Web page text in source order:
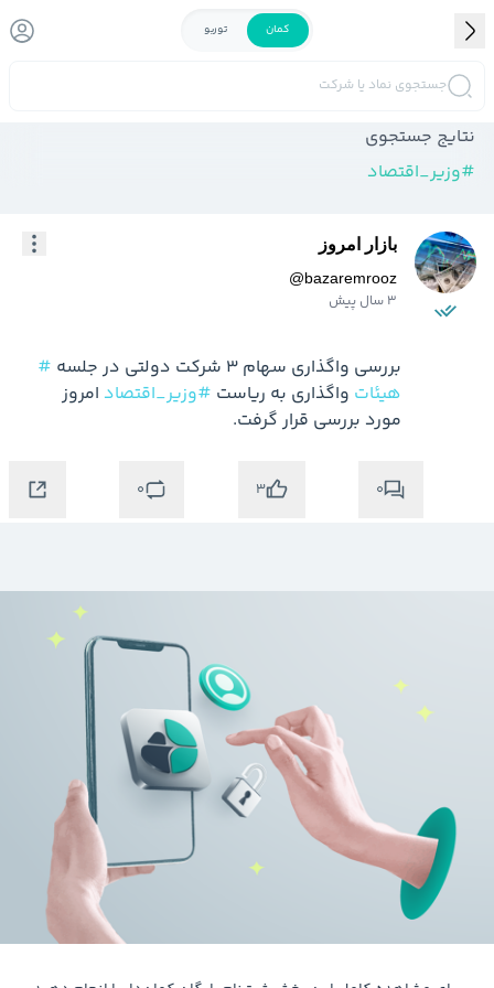
کمان توربو
جستجوی نماد یا شرکت
نتایج جستجوی
#وزیر_اقتصاد
بازار امروز
@bazaremrooz
3 سال پیش
بررسی واگذاری سهام 3 شرکت دولتی در جلسه
#
هیئات واگذاری به ریاست #وزیر_اقتصاد
مورد بررسی قرار گرفت.
0
3
0